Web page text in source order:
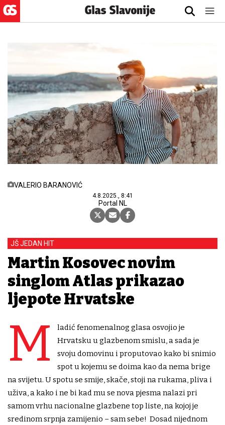
VALERIO BARANOVIĆ
4.8.2025., 8:41
Portal NL
JŠ JEDAN HIT
Martin Kosovec novim
singlom Atlas prikazao
ljepote Hrvatske
M
ladić fenomenalnog glasa osvojio je
Hrvatsku u glazbenom smislu, a sada je
svoju domovinu i proputovao kako bi snimio
spot u kojemu se doima kao da nema brige
na svijetu. U spotu se smije, skače, stoji na rukama, pliva i
uživa, a kako i ne bi kad mu se nova pjesma nalazi pri
samom vrhu nacionalne glazbene top liste, na kojoj je
sredinom srpnja zamijenio – sam sebe! Dosad nijednom